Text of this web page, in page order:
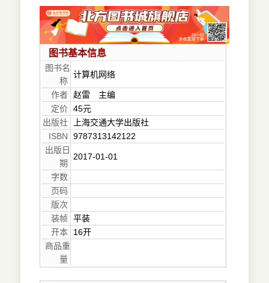
图书基本信息
图书名
称
计算机网络
作者 赵雷 主编
定价 45元
出版社
上海交通大学出版社
ISBN
9787313142122
出版日
期
2017-01-01
字数
页码
版次
装帧 平装
开本
16开
商品重
量